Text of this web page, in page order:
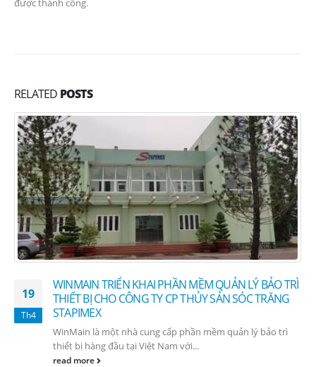
được thành công.
RELATED POSTS
19
Th4
WINMAIN TRIỂN KHAI PHẦN MỀM QUẢN LÝ BẢO TRÌ
THIẾT BỊ CHO CÔNG TY CP THỦY SẢN SÓC TRĂNG
STAPIMEX
WinMain là một nhà cung cấp phần mềm quản lý bảo trì
thiết bị hàng đầu tại Việt Nam với...
read more